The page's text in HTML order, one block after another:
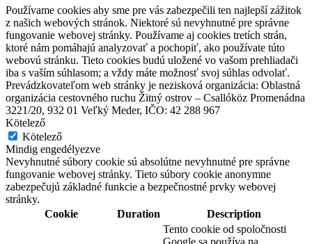
Fortune Panzió
Používame cookies aby sme pre vás zabezpečili ten najlepší zážitok
z našich webových stránok. Niektoré sú nevyhnutné pre správne
fungovanie webovej stránky. Používame aj cookies tretích strán,
ktoré nám pomáhajú analyzovať a pochopiť, ako používate túto
webovú stránku. Tieto cookies budú uložené vo vašom prehliadači
iba s vaším súhlasom; a vždy máte možnosť svoj súhlas odvolať.
Prevádzkovateľom web stránky je nezisková organizácia: Oblastná
organizácia cestovného ruchu Žitný ostrov – Csallóköz Promenádna
3221/20, 932 01 Veľký Meder, IČO: 42 288 967
Kötelező
Kötelező
Mindig engedélyezve
Nevyhnutné súbory cookie sú absolútne nevyhnutné pre správne
fungovanie webovej stránky. Tieto súbory cookie anonymne
zabezpečujú základné funkcie a bezpečnostné prvky webovej
stránky.
Cookie
Duration Description
Tento cookie od spoločnosti
Google sa používa na